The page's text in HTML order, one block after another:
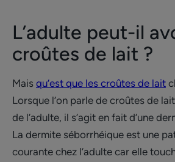
L’adulte peut-il
croûtes de lait ?
Mais qu’est que les croûtes de lait
Lorsque l’on parle de croûtes de
de l’adulte, il s’agit en fait d’une
La dermite séborrhéique est une
courante chez l’adulte car elle